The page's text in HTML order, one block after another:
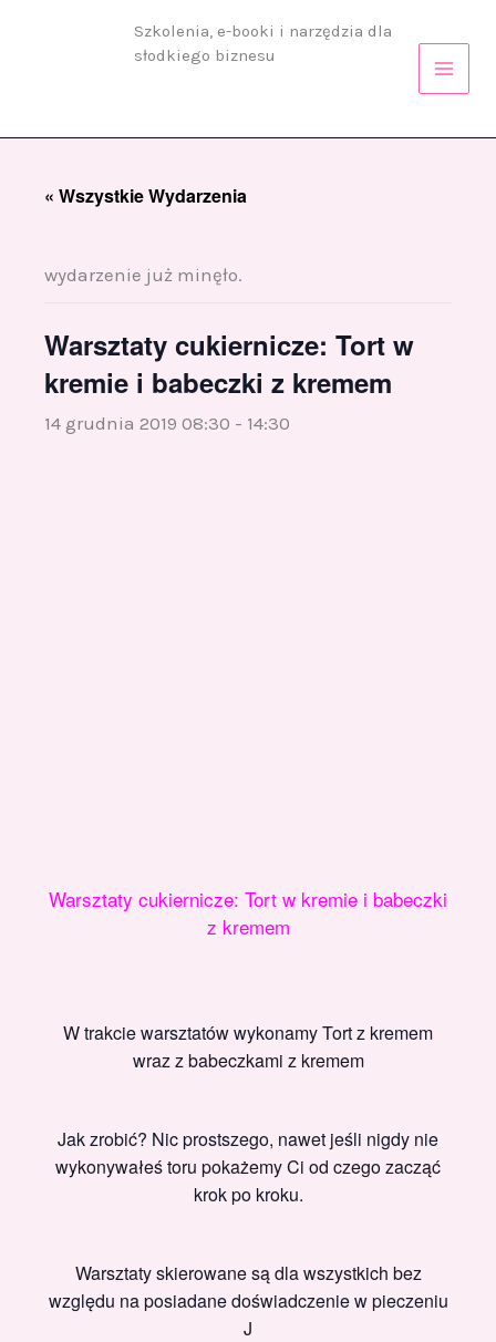
Szkolenia, e-booki i narzędzia dla
słodkiego biznesu
« Wszystkie Wydarzenia
wydarzenie już minęło.
Warsztaty cukiernicze: Tort w
kremie i babeczki z kremem
14 grudnia 2019 08:30 - 14:30
Warsztaty cukiernicze: Tort w kremie i babeczki
z kremem
W trakcie warsztatów wykonamy Tort z kremem
wraz z babeczkami z kremem
Jak zrobić? Nic prostszego, nawet jeśli nigdy nie
wykonywałeś toru pokażemy Ci od czego zacząć
krok po kroku.
Warsztaty skierowane są dla wszystkich bez
względu na posiadane doświadczenie w pieczeniu
J